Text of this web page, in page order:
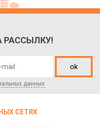
ok
данных
СЕТЯХ